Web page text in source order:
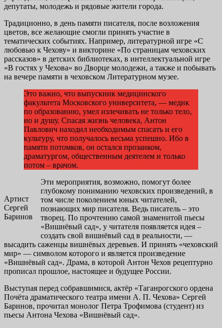
депутаты, молодежь и рядовые жители города.
Традиционно, в день памяти писателя, после возложения
цветов, все желающие смогли принять участие в
тематических событиях. Например, литературной игре «С
любовью к Чехову» и викторине «По страницам чеховских
рассказов» в детских библиотеках, в интеллектуальной игре
«В гостях у Чехова» во Дворце молодежи, а также и побывать
на вечере памяти в чеховском Литературном музее.
Это важно, что выпускник медицинского
факультета Московского университета, — медик
по образованию, умел излечивать не только тело,
но и душу. Спасая жизнь человека, Антон
Павлович находил необходимым спасать и его
культуру, что получалось весьма успешно. Ибо в
памяти потомков, он остался прозаиком,
драматургом, общественным деятелем и только
потом – врачом.
Артист
Сергей
Баринов
Эти мероприятия, возможно, помогут более
глубокому пониманию чеховских произведений, в
том числе поколением юных читателей,
познающих мир писателя. Ведь писатель – это
творец. По прочтению самой знаменитой пьесы
«Вишнёвый сад», у читателя появляется идея –
создать свой вишнёвый сад в реальности, —
высадить саженцы вишнёвых деревьев. И принять «чеховский
мир» — символом которого и является произведение
«Вишнёвый сад». Драма, в которой Антон Чехов рецептурно
прописал прошлое, настоящее и будущее России.
Выступая перед собравшимися, актёр «Таганрогского ордена
Почёта драматического театра имени А. П. Чехова» Сергей
Баринов, прочитал монолог Петра Трофимова (студент) из
пьесы Антона Чехова «Вишнёвый сад».